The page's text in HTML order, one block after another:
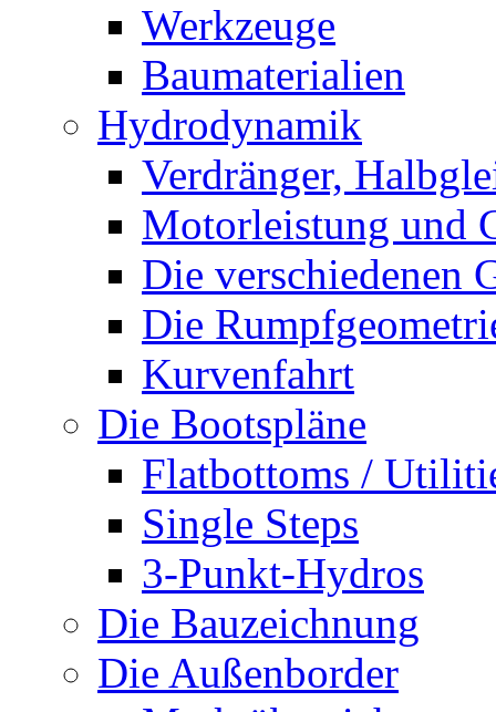
Werkzeuge
Baumaterialien
Hydrodynamik
Verdränger,
Motorleistung und
Die verschiedenen
Die
Kurvenfahrt
Die Bootspläne
Flatbottoms /
Single Steps
3-Punkt-Hydros
Die Bauzeichnung
Die Außenborder